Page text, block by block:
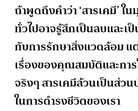
ถ้าพูดถึงคำว่า ‘สารเคมี’
ทั่วไปอาจรู้สึกเป็นลบและเ
กับการรักษาสิ่งแวดล้อม แ
เรื่องของคุณสมบัติและการ
จริงๆ สารเคมีล้วนเป็นส่ว
ในการดำรงชีวิตของเรา